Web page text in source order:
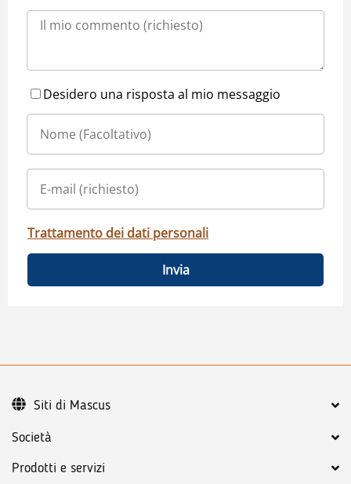
Desidero una risposta al mio messaggio
Trattamento dei dati personali
Invia
Società
Prodotti e servizi
Siti di Mascus